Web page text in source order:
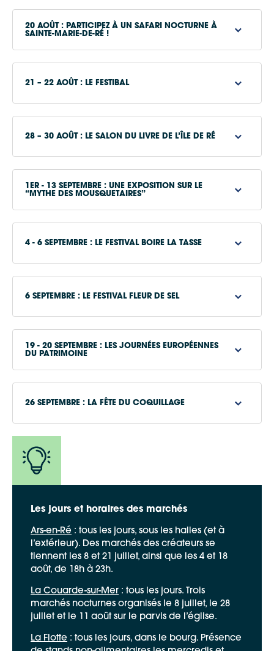
20 AOÛT : PARTICIPEZ À UN SAFARI NOCTURNE À
SAINTE-MARIE-DE-RÉ !
www.iledere.com
21 – 22 AOÛT : LE FESTIBAL
28 – 30 AOÛT : LE SALON DU LIVRE DE L’ÎLE DE RÉ
www.ile-aux-livres.fr
1ER - 13 SEPTEMBRE : UNE EXPOSITION SUR LE
“MYTHE DES MOUSQUETAIRES”
www.cdciledere.fr
4 - 6 SEPTEMBRE : LE FESTIVAL BOIRE LA TASSE
www.festivalboirelatasse.fr
6 SEPTEMBRE : LE FESTIVAL FLEUR DE SEL
www.la.charente-maritime.fr
19 - 20 SEPTEMBRE : LES JOURNÉES EUROPÉENNES
DU PATRIMOINE
26 SEPTEMBRE : LA FÊTE DU COQUILLAGE
www.ilede.re.com
Les jours et horaires des marchés
Ars-en-Ré : tous les jours, sous les halles (et à
l’extérieur). Des marchés des créateurs se
tiennent les 8 et 21 juillet, ainsi que les 4 et 18
août, de 18h à 23h.
La Couarde-sur-Mer : tous les jours. Trois
marchés nocturnes organisés le 8 juillet, le 28
juillet et le 11 août sur le parvis de l’église.
La Flotte : tous les jours, dans le bourg. Présence